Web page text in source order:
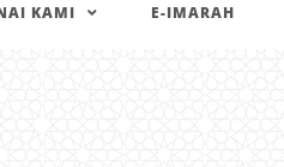
KAMI E-IMARAH